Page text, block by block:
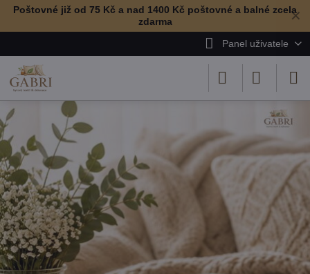
✕
Poštovné již od 75 Kč a nad 1400 Kč poštovné a balné zcela
zdarma
Panel uživatele